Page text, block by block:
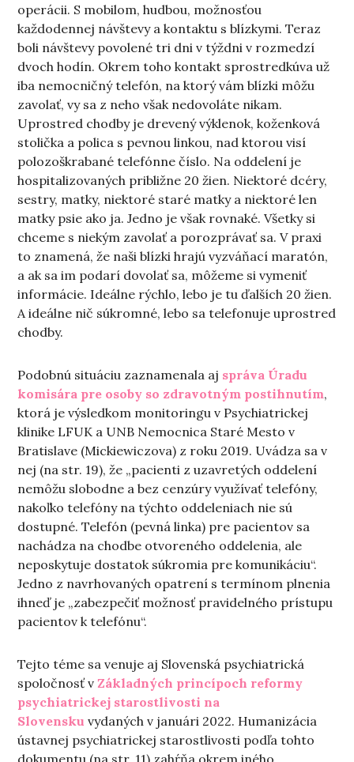
operácii. S mobilom, hudbou, možnosťou
každodennej návštevy a kontaktu s blízkymi. Teraz
boli návštevy povolené tri dni v týždni v rozmedzí
dvoch hodín. Okrem toho kontakt sprostredkúva už
iba nemocničný telefón, na ktorý vám blízki môžu
zavolať, vy sa z neho však nedovoláte nikam.
Uprostred chodby je drevený výklenok, koženková
stolička a polica s pevnou linkou, nad ktorou visí
polozoškrabané telefónne číslo. Na oddelení je
hospitalizovaných približne 20 žien. Niektoré dcéry,
sestry, matky, niektoré staré matky a niektoré len
matky psie ako ja. Jedno je však rovnaké. Všetky si
chceme s niekým zavolať a porozprávať sa. V praxi
to znamená, že naši blízki hrajú vyzváňací maratón,
a ak sa im podarí dovolať sa, môžeme si vymeniť
informácie. Ideálne rýchlo, lebo je tu ďalších 20 žien.
A ideálne nič súkromné, lebo sa telefonuje uprostred
chodby.
Podobnú situáciu zaznamenala aj správa Úradu
komisára pre osoby so zdravotným postihnutím,
ktorá je výsledkom monitoringu v Psychiatrickej
klinike LFUK a UNB Nemocnica Staré Mesto v
Bratislave (Mickiewiczova) z roku 2019. Uvádza sa v
nej (na str. 19), že „pacienti z uzavretých oddelení
nemôžu slobodne a bez cenzúry využívať telefóny,
nakoľko telefóny na týchto oddeleniach nie sú
dostupné. Telefón (pevná linka) pre pacientov sa
nachádza na chodbe otvoreného oddelenia, ale
neposkytuje dostatok súkromia pre komunikáciu“.
Jedno z navrhovaných opatrení s termínom plnenia
ihneď je „zabezpečiť možnosť pravidelného prístupu
pacientov k telefónu“.
Tejto téme sa venuje aj Slovenská psychiatrická
spoločnosť v Základných princípoch reformy
psychiatrickej starostlivosti na
Slovensku vydaných v januári 2022. Humanizácia
ústavnej psychiatrickej starostlivosti podľa tohto